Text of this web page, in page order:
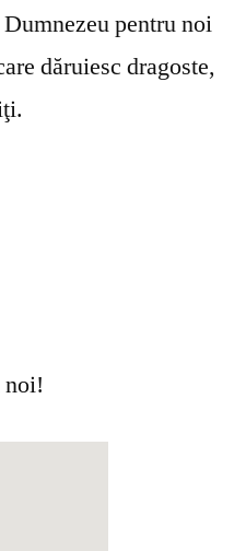
pentru noi
dăruiesc dragoste,
noi!